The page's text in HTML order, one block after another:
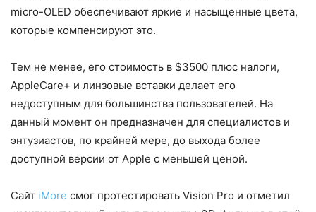
micro-OLED обеспечивают яркие и насыщенные цвета,
которые компенсируют это.
Тем не менее, его стоимость в $3500 плюс налоги,
AppleCare+ и линзовые вставки делает его
недоступным для большинства пользователей. На
данный момент он предназначен для специалистов и
энтузиастов, по крайней мере, до выхода более
доступной версии от Apple с меньшей ценой.
Сайт iMore смог протестировать Vision Pro и отметил